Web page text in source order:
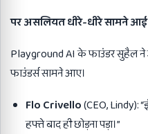
पर असलियत धीरे-धीरे सामने आई
Playground AI के फाउंडर सुहैल ने
फाउंडर्स सामने आए।
Flo Crivello(CEO, Lindy):
हफ्ते बाद ही छोड़ना पड़ा।”